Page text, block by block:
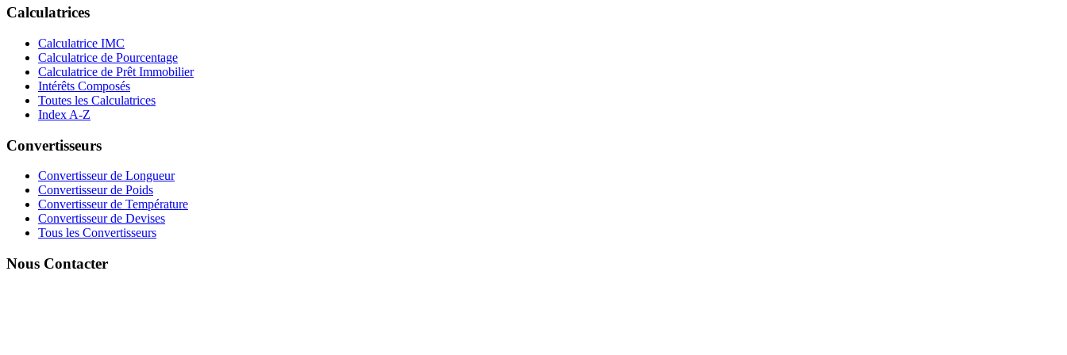
Calculatrices
Calculatrice IMC
Calculatrice de Pourcentage
Calculatrice de Prêt Immobilier
Intérêts Composés
Toutes les Calculatrices
Index A-Z
Convertisseurs
Convertisseur de Longueur
Convertisseur de Poids
Convertisseur de Température
Convertisseur de Devises
Tous les Convertisseurs
Nous Contacter